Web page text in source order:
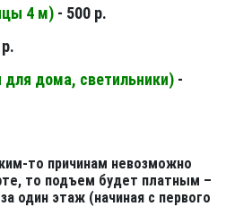
4 м) - 500 р.
дома, светильники) -
то причинам невозможно
то подъем будет платным –
один этаж (начиная с первого